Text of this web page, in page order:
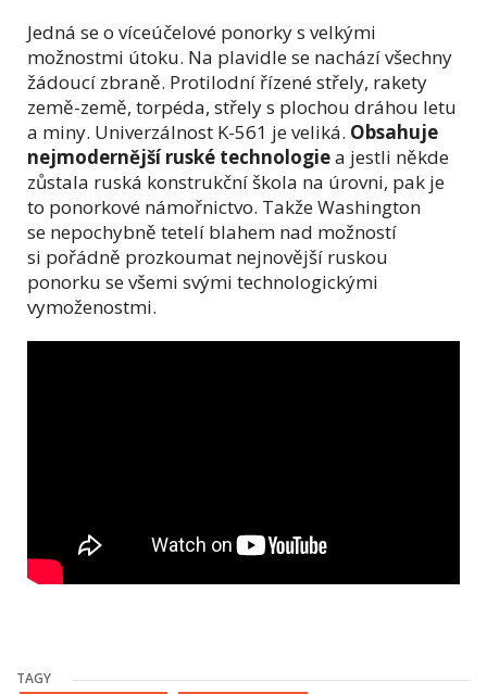
Jedná se o víceúčelové ponorky s velkými
možnostmi útoku. Na plavidle se nachází všechny
žádoucí zbraně. Protilodní řízené střely, rakety
země-země, torpéda, střely s plochou dráhou letu
a miny. Univerzálnost K-561 je veliká. Obsahuje
nejmodernější ruské technologiea jestli někde
zůstala ruská konstrukční škola na úrovni, pak je
to ponorkové námořnictvo. Takže Washington
se nepochybně tetelí blahem nad možností
si pořádně prozkoumat nejnovější ruskou
ponorku se všemi svými technologickými
vymoženostmi.
TAGY